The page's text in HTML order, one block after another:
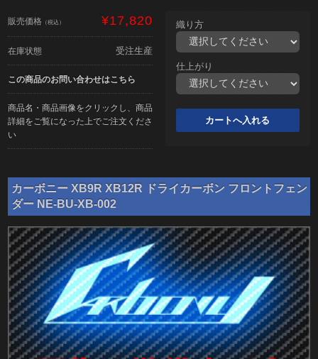
販売価格 （税込） ¥17,820
在庫状態 受注生産
この商品のお問い合わせはこちら
商品名・商品画像をクリックし、商品
詳細をご覧になった上でご注文くださ
い
織り方
仕上がり
カーボニー XB9R XB12R ドライカーボン フロントフェン
ダー NE-BU-XB-002